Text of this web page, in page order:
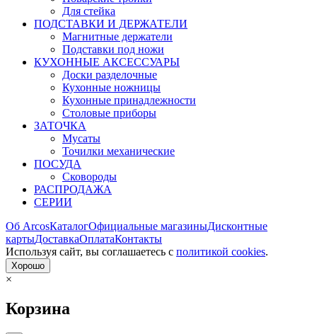
Для стейка
ПОДСТАВКИ И ДЕРЖАТЕЛИ
Магнитные держатели
Подставки под ножи
КУХОННЫЕ АКСЕССУАРЫ
Доски разделочные
Кухонные ножницы
Кухонные принадлежности
Столовые приборы
ЗАТОЧКА
Мусаты
Точилки механические
ПОСУДА
Сковороды
РАСПРОДАЖА
СЕРИИ
Об ArcosКаталогОфициальные магазиныДисконтные
картыДоставкаОплатаКонтакты
Используя сайт, вы согла­шаетесь с политикой cookies.
Хорошо
×
Корзина